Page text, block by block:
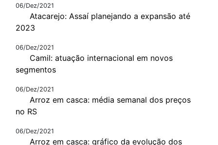
06/Dez/2021
Atacarejo: Assaí planejando a expansão até
2023
06/Dez/2021
Camil: atuação internacional em novos
segmentos
06/Dez/2021
Arroz em casca: média semanal dos preços
no RS
06/Dez/2021
Arroz em casca: gráfico da evolução dos